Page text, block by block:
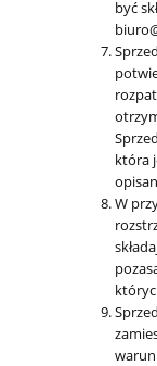
być
która
W